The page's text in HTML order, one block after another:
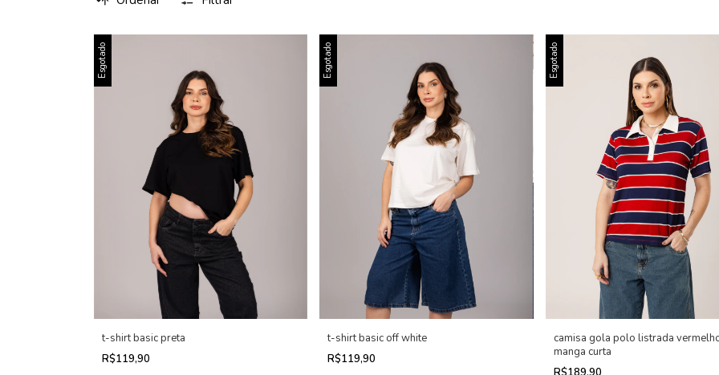
Esgotado
t-shirt basic preta
R$119,90
Esgotado
t-shirt basic off white
R$119,90
Esgotado
camisa gola polo listrada
manga curta